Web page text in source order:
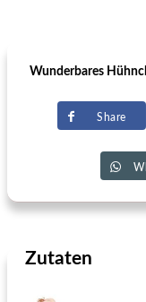
Wunderbares
Share
Zutaten